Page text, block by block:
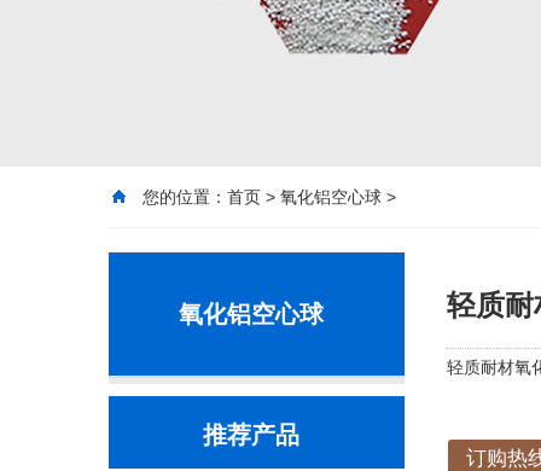
您的位置： 首页 > 氧化铝空心球 >
氧化铝空心球
推荐产品
轻质
轻质耐材氧
订购热